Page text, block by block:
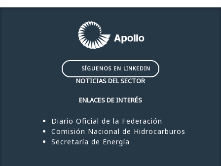
SÍGUENOS EN LINKEDIN
NOTICIAS DEL SECTOR
ENLACES DE INTERÉS
Diario Oficial de la Federación
Comisión Nacional de Hidrocarburos
Secretaría de Energía